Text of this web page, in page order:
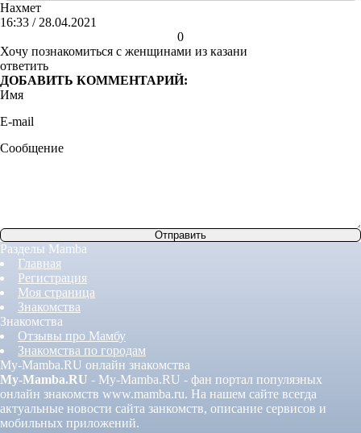
Нахмет
16:33 / 28.04.2021
0
Хочу познакомиться с женщинами из казани
ответить
ДОБАВИТЬ КОММЕНТАРИЙ:
Имя
E-mail
Сообщение
Разделы Mamba
Главная
Регистрация
Моя страница
Знакомства
Знакомства
Отзывы про Мамбу
Знакомства по городам
My-Mamba.RU онлайн знакомства
My-Mamba.RU - My-Mamba.RU - фан портал популязных
онлайн знакомств www.mamba.ru. На нашем сайте всегда
актуальные новости сайта занкомств, описание сервисов и
мобильных приложений.